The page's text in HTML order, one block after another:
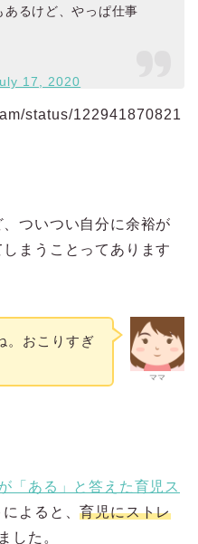
るけど、やっぱ仕事
17, 2020
status/122941870821
ついつい自分に余裕が
まうことってあります
ママ
。おこりすぎ
「ある」と答えた育児ス
よると、育児にストレ
した。